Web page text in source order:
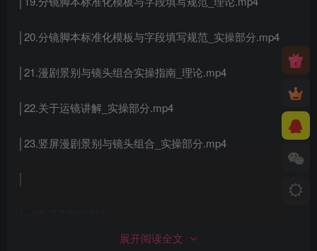
│20.分镜脚本标准化模板与字段填写规范_实操部分.mp4
│21.漫剧景别与镜头组合实操指南_理论.mp4
│22.关于运镜讲解_实操部分.mp4
│23.竖屏漫剧景别与镜头组合_实操部分.mp4
展开阅读全文